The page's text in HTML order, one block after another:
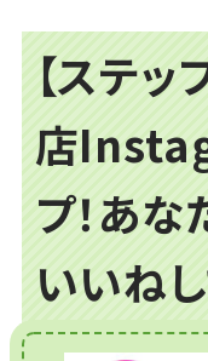
【ステ
店
プ！あ
いいね